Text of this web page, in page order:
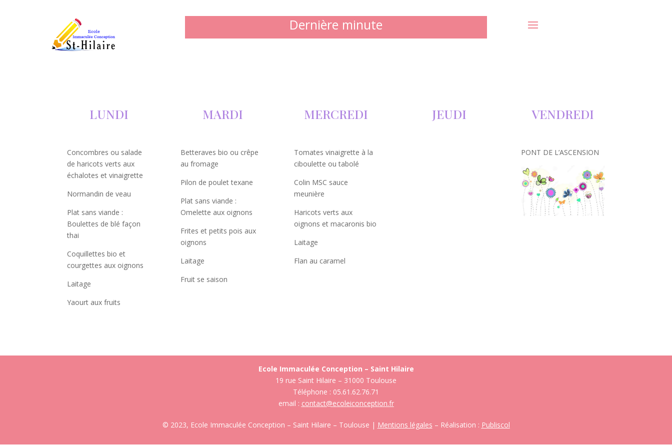
Dernière minute
LUNDI
Concombres ou salade
de haricots verts aux
échalotes et vinaigrette
Normandin de veau
Plat sans viande :
Boulettes de blé façon
thai
Coquillettes bio et
courgettes aux oignons
Laitage
Yaourt aux fruits
MARDI
Betteraves bio ou crêpe
au fromage
Pilon de poulet texane
Plat sans viande :
Omelette aux oignons
Frites et petits pois aux
oignons
Laitage
Fruit se saison
MERCREDI
Tomates vinaigrette à la
ciboulette ou tabolé
Colin MSC sauce
meunière
Haricots verts aux
oignons et macaronis bio
Laitage
Flan au caramel
JEUDI VENDREDI
PONT DE L’ASCENSION
Ecole Immaculée Conception – Saint Hilaire
19 rue Saint Hilaire – 31000 Toulouse
Téléphone : 05.61.62.76.71
email : contact@ecoleiconception.fr
© 2023, Ecole Immaculée Conception – Saint Hilaire – Toulouse | Mentions légales – Réalisation : Publiscol